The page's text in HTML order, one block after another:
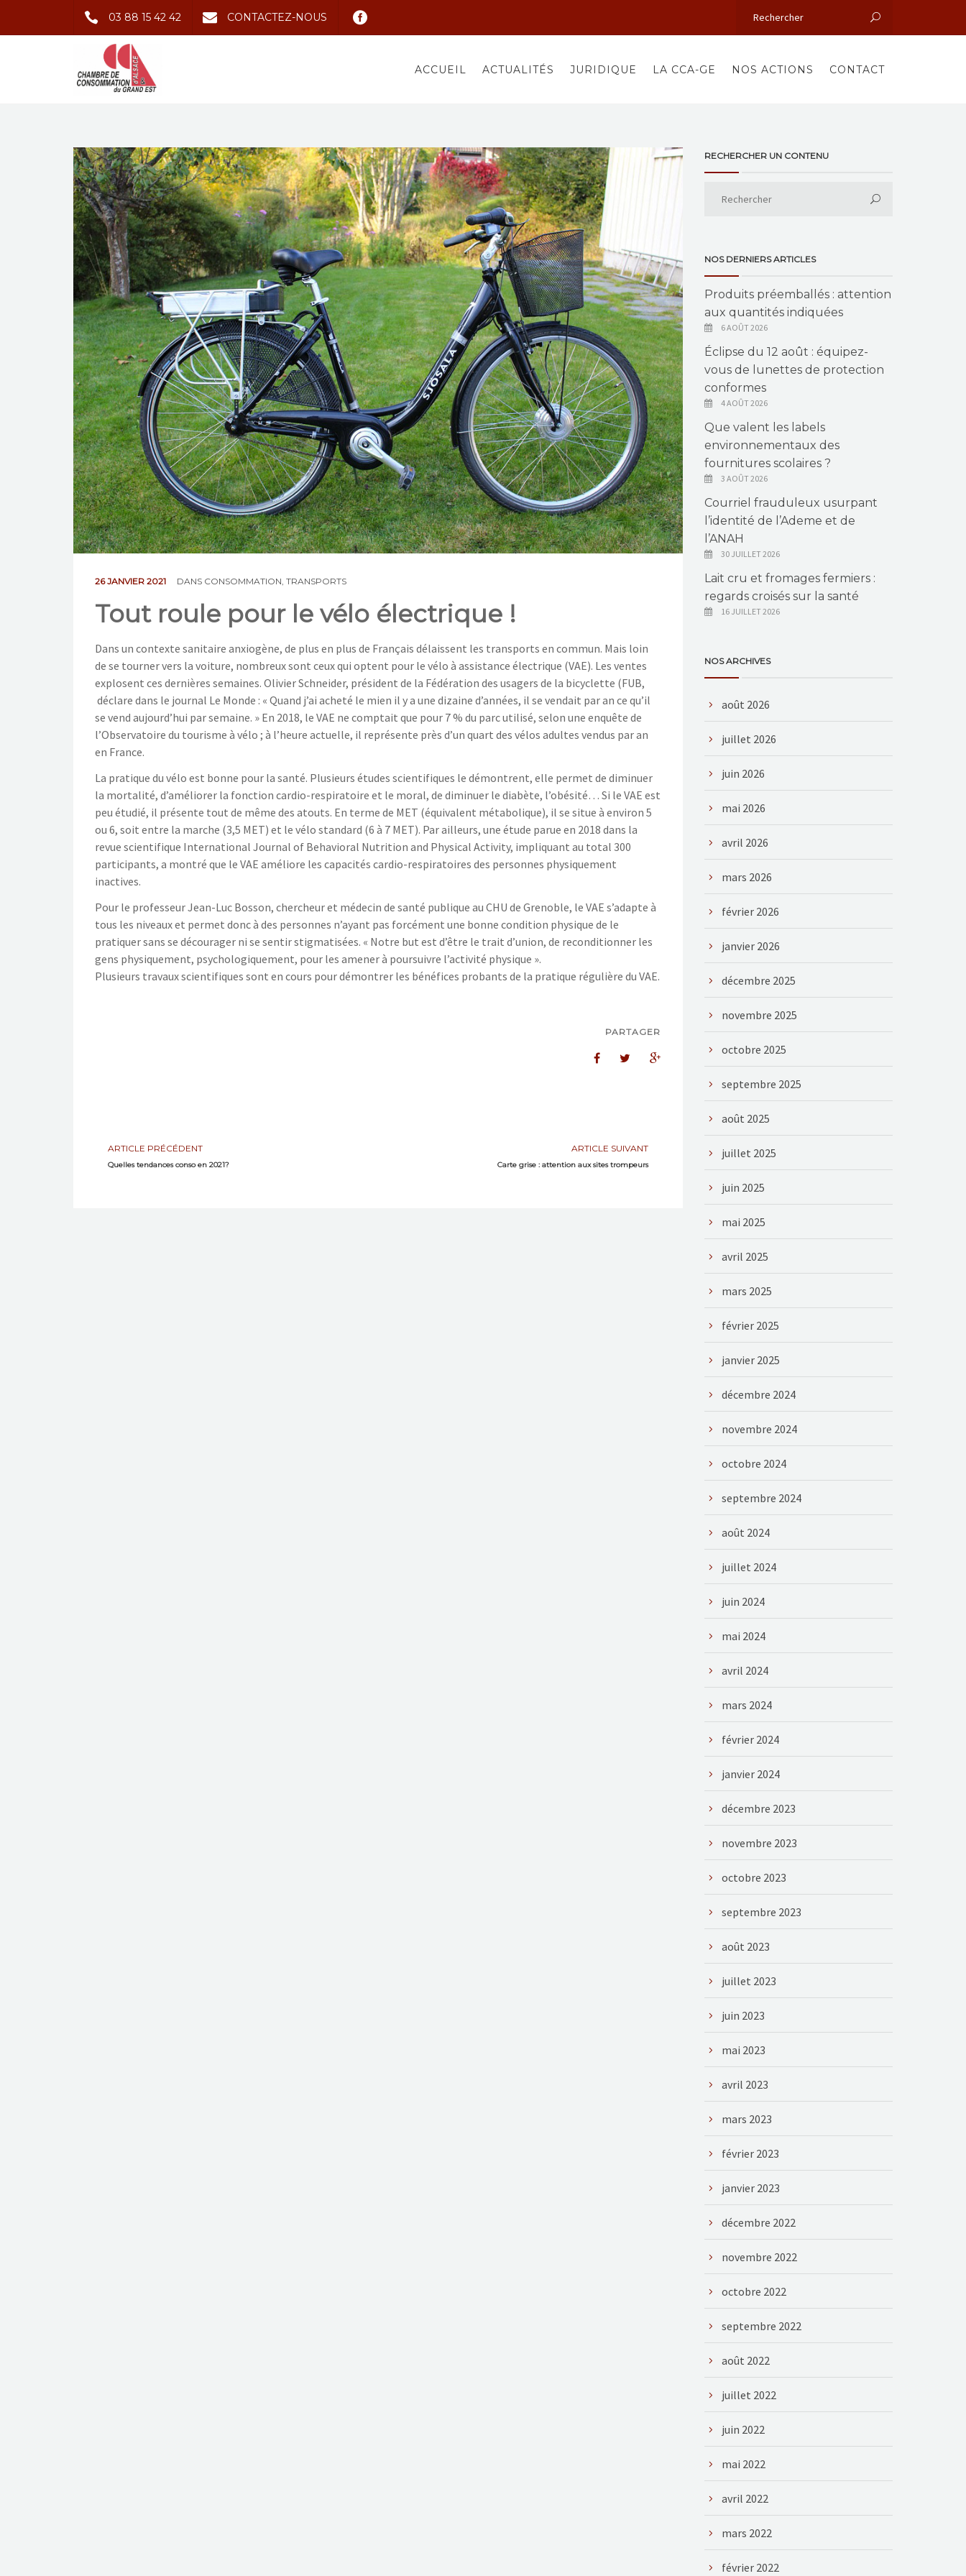
03 88 15 42 42 CONTACTEZ-NOUS
ACCUEIL ACTUALITÉS JURIDIQUE LA CCA-GE NOS ACTIONS CONTACT
26 JANVIER 2021 DANS CONSOMMATION, TRANSPORTS
Tout roule pour le vélo électrique !
Dans un contexte sanitaire anxiogène, de plus en plus de Français délaissent les transports en commun. Mais loin
de se tourner vers la voiture, nombreux sont ceux qui optent pour le vélo à assistance électrique (VAE). Les ventes
explosent ces dernières semaines. Olivier Schneider, président de la Fédération des usagers de la bicyclette (FUB,
déclare dans le journal Le Monde : « Quand j’ai acheté le mien il y a une dizaine d’années, il se vendait par an ce qu’il
se vend aujourd’hui par semaine. » En 2018, le VAE ne comptait que pour 7 % du parc utilisé, selon une enquête de
l’Observatoire du tourisme à vélo ; à l’heure actuelle, il représente près d’un quart des vélos adultes vendus par an
en France.
La pratique du vélo est bonne pour la santé. Plusieurs études scientifiques le démontrent, elle permet de diminuer
la mortalité, d’améliorer la fonction cardio-respiratoire et le moral, de diminuer le diabète, l’obésité… Si le VAE est
peu étudié, il présente tout de même des atouts. En terme de MET (équivalent métabolique), il se situe à environ 5
ou 6, soit entre la marche (3,5 MET) et le vélo standard (6 à 7 MET). Par ailleurs, une étude parue en 2018 dans la
revue scientifique International Journal of Behavioral Nutrition and Physical Activity, impliquant au total 300
participants, a montré que le VAE améliore les capacités cardio-respiratoires des personnes physiquement
inactives.
Pour le professeur Jean-Luc Bosson, chercheur et médecin de santé publique au CHU de Grenoble, le VAE s’adapte à
tous les niveaux et permet donc à des personnes n’ayant pas forcément une bonne condition physique de le
pratiquer sans se décourager ni se sentir stigmatisées. « Notre but est d’être le trait d’union, de reconditionner les
gens physiquement, psychologiquement, pour les amener à poursuivre l’activité physique ».
Plusieurs travaux scientifiques sont en cours pour démontrer les bénéfices probants de la pratique régulière du VAE.
PARTAGER
ARTICLE PRÉCÉDENT
Quelles tendances conso en 2021?
ARTICLE SUIVANT
Carte grise : attention aux sites trompeurs
RECHERCHER UN CONTENU
NOS DERNIERS ARTICLES
Produits préemballés : attention
aux quantités indiquées
6 AOÛT 2026
Éclipse du 12 août : équipez-
vous de lunettes de protection
conformes
4 AOÛT 2026
Que valent les labels
environnementaux des
fournitures scolaires ?
3 AOÛT 2026
Courriel frauduleux usurpant
l’identité de l’Ademe et de
l’ANAH
30 JUILLET 2026
Lait cru et fromages fermiers :
regards croisés sur la santé
16 JUILLET 2026
NOS ARCHIVES
août 2026
juillet 2026
juin 2026
mai 2026
avril 2026
mars 2026
février 2026
janvier 2026
décembre 2025
novembre 2025
octobre 2025
septembre 2025
août 2025
juillet 2025
juin 2025
mai 2025
avril 2025
mars 2025
février 2025
janvier 2025
décembre 2024
novembre 2024
octobre 2024
septembre 2024
août 2024
juillet 2024
juin 2024
mai 2024
avril 2024
mars 2024
février 2024
janvier 2024
décembre 2023
novembre 2023
octobre 2023
septembre 2023
août 2023
juillet 2023
juin 2023
mai 2023
avril 2023
mars 2023
février 2023
janvier 2023
décembre 2022
novembre 2022
octobre 2022
septembre 2022
août 2022
juillet 2022
juin 2022
mai 2022
avril 2022
mars 2022
février 2022